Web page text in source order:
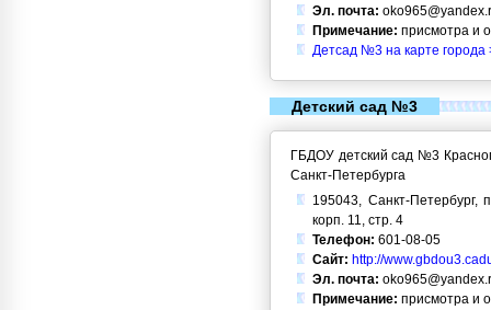
Эл. почта:
Примечание: присмотра и
Детсад №3 на карте города
Детский сад №3
ГБДОУ детский сад №3
Санкт-Петербурга
195043, Санкт-Петербург,
корп. 11, стр. 4
Телефон: 601-08-05
Сайт: http://
Эл. почта:
Примечание: присмотра и